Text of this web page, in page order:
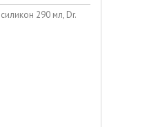
290 мл, Dr.